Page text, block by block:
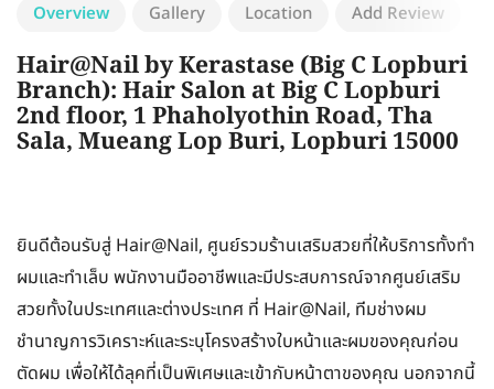
Overview Gallery Location Add Review
Hair@Nail by Kerastase (Big C Lopburi
Branch): Hair Salon at Big C Lopburi
2nd floor, 1 Phaholyothin Road, Tha
Sala, Mueang Lop Buri, Lopburi 15000
ยินดีต้อนรับสู่ Hair@Nail, ศูนย์รวมร้านเสริมสวยที่ให้บริการทั้งทำ
ผมและทำเล็บ พนักงานมืออาชีพและมีประสบการณ์จากศูนย์เสริม
สวยทั้งในประเทศและต่างประเทศ ที่ Hair@Nail, ทีมช่างผม
ชำนาญการวิเคราะห์และระบุโครงสร้างใบหน้าและผมของคุณก่อน
ตัดผม เพื่อให้ได้ลุคที่เป็นพิเศษและเข้ากับหน้าตาของคุณ นอกจากนี้